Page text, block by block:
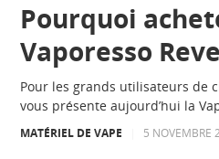
Pourquoi
Vaporesso
Pour les grands utilisateurs de
vous présente aujourd’hui la
MATÉRIEL DE VAPE 5 NOVEMBRE